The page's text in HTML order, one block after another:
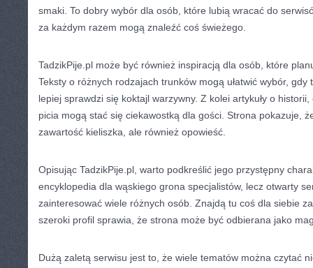
smaki. To dobry wybór dla osób, które lubią wracać do
za każdym razem mogą znaleźć coś świeżego.
TadzikPije.pl może być również inspiracją dla osób, które
Teksty o różnych rodzajach trunków mogą ułatwić wybór, gdy
lepiej sprawdzi się koktajl warzywny. Z kolei artykuły o
picia mogą stać się ciekawostką dla gości. Strona pokazuje,
zawartość kieliszka, ale również opowieść.
Opisując TadzikPije.pl, warto podkreślić jego przystępny
encyklopedia dla wąskiego grona specjalistów, lecz otwarty
zainteresować wiele różnych osób. Znajdą tu coś dla siebie
szeroki profil sprawia, że strona może być odbierana jako
Dużą zaletą serwisu jest to, że wiele tematów można czytać